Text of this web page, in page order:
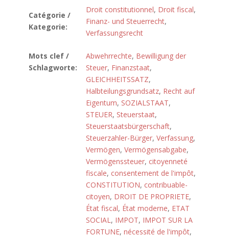
Catégorie /
Kategorie:
Droit constitutionnel, Droit fiscal,
Finanz- und Steuerrecht,
Verfassungsrecht
Mots clef /
Schlagworte:
Abwehrrechte, Bewilligung der
Steuer, Finanzstaat,
GLEICHHEITSSATZ,
Halbteilungsgrundsatz, Recht auf
Eigentum, SOZIALSTAAT,
STEUER, Steuerstaat,
Steuerstaatsbürgerschaft,
Steuerzahler-Bürger, Verfassung,
Vermögen, Vermögensabgabe,
Vermögenssteuer, citoyenneté
fiscale, consentement de l'impôt,
CONSTITUTION, contribuable-
citoyen, DROIT DE PROPRIETE,
État fiscal, État moderne, ETAT
SOCIAL, IMPOT, IMPOT SUR LA
FORTUNE, nécessité de l'impôt,